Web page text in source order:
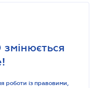
роботи із правовими,